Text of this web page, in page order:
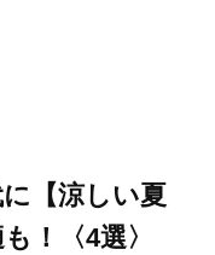
【涼しい夏
！〈4選〉